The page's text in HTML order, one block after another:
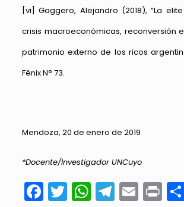
[vi]
Gaggero, Alejandro (2018), “La
crisis macroeconómicas, reconversión
patrimonio externo de los ricos
Fénix N° 73.
Mendoza, 20 de enero de 2019
*Docente/Investigador UNCuyo
Facebook
Twitter